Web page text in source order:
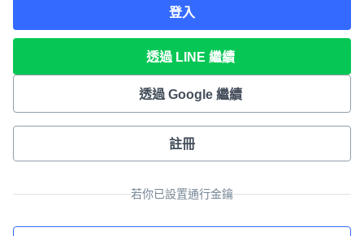
登入
透過 LINE 繼續
透過 Google 繼續
註冊
若你已設置通行金鑰